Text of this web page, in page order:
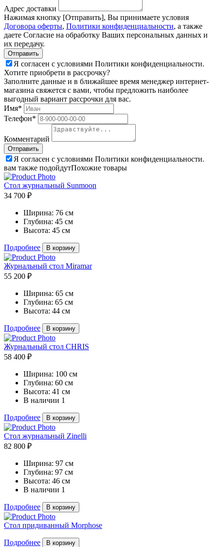
Адрес доставки
Нажимая кнопку [Отправить], Вы принимаете условия
Договора оферты, Политики конфиденциальности, а также
даете Согласие на обработку Ваших персональных данных и
их передачу.
Я согласен с условиями Политики конфиденциальности.
Хотите приобрети в рассрочку?
Заполните данные и в ближайшее время менеджер интернет-
магазина свяжется с вами, чтобы предложить наиболее
выгодный вариант рассрочки для вас.
Имя*
Телефон*
Комментарий
Я согласен с условиями Политики конфиденциальности.
вам также подойдутПохожие товары
Стол журнальный Sunmoon
34 700 ₽
Ширина: 76 см
Глубина: 45 см
Высота: 45 см
Подробнее В корзину
Журнальный стол Miramar
55 200 ₽
Ширина: 65 см
Глубина: 65 см
Высота: 44 см
Подробнее В корзину
Журнальный стол CHRIS
58 400 ₽
Ширина: 100 см
Глубина: 60 см
Высота: 41 см
В наличии 1
Подробнее В корзину
Стол журнальный Zinelli
82 800 ₽
Ширина: 97 см
Глубина: 97 см
Высота: 46 см
В наличии 1
Подробнее В корзину
Стол придиванный Morphose
Подробнее В корзину